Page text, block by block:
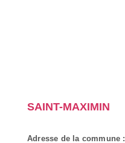
SAINT-MAXIMIN
Adresse de la commune :